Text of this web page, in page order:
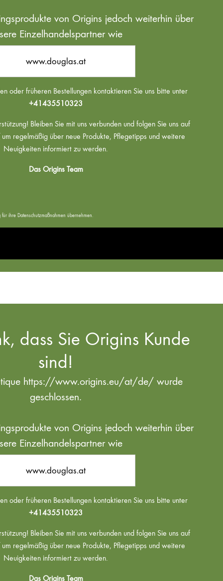
von Origins jedoch weiterhin über
Einzelhandelspartner wie
www.douglas.at
oder früheren Bestellungen kontaktieren Sie uns bitte unter
+41435510323
Bleiben Sie mit uns verbunden und folgen Sie uns auf
um regelmäßig über neue Produkte, Pflegetipps und weitere
Neuigkeiten informiert zu werden.
Das Origins Team
ihre Datenschutzmaßnahmen übernehmen.
dass Sie Origins Kunde
sind!
https://www.origins.eu/at/de/ wurde
geschlossen.
von Origins jedoch weiterhin über
Einzelhandelspartner wie
www.douglas.at
oder früheren Bestellungen kontaktieren Sie uns bitte unter
+41435510323
Bleiben Sie mit uns verbunden und folgen Sie uns auf
um regelmäßig über neue Produkte, Pflegetipps und weitere
Neuigkeiten informiert zu werden.
Das Origins Team